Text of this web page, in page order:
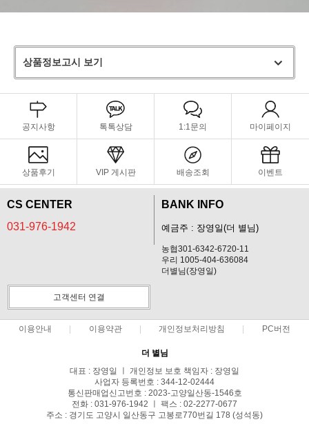
상품정보고시 보기
공지사항 톡톡상담 1:1문의 마이페이지
상품후기 VIP 게시판 배송조회 이벤트
CS CENTER
031-976-1942
BANK INFO
예금주 : 장영일(더 별님)
농협301-6342-6720-11
우리 1005-404-636084
더별님(장영일)
고객센터 연결
이용안내 이용약관 개인정보처리방침 PC버전
더 별님
대표 : 장영일 ㅣ 개인정보 보호 책임자 : 장영일
사업자 등록번호 : 344-12-02444
통신판매업신고번호 : 2023-고양일산동-1546호
전화 : 031-976-1942 ㅣ 팩스 : 02-2277-0677
주소 : 경기도 고양시 일산동구 고봉로770번길 178 (성석동)